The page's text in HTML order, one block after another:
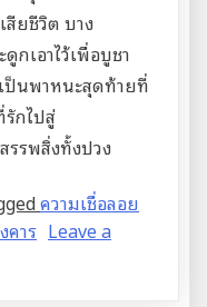
สียชีวิต บาง
กเอาไว้เพื่อบูชา
ป็นพาหนะสุดท้ายที่
กไปสู่
รพสิ่งทั้งปวง
ความเชื่อลอย
คาร Leave a